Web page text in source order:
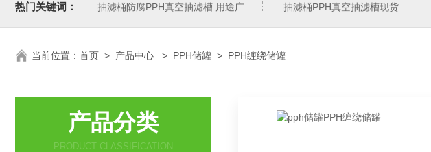
热门关键词： 抽滤桶防腐PPH真空抽滤槽 用途广 抽滤桶PPH真空抽滤槽现货
当前位置： 首页 > 产品中心 > PPH储罐 > PPH缠绕储罐
产品分类
PRODUCT CLASSIFICATION